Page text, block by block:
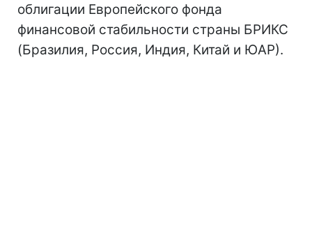
облигации Европейского фонда
финансовой стабильности страны БРИКС
(Бразилия, Россия, Индия, Китай и ЮАР).